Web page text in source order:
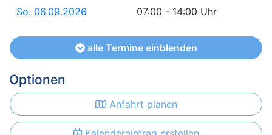
So. 06.09.2026 07:00 - 14:00 Uhr
alle Termine einblenden
Optionen
Anfahrt planen